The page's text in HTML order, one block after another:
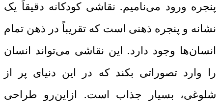
پنجره ورود می‌نامیم. نقاشی کودکانه دقیقاً یک
نشانه و پنجره ذهنی است که تقریباً در ذهن تمام
انسان‌ها وجود دارد. این نقاشی می‌تواند انسان
را وارد تصوراتی بکند که در این دنیای پر از
شلوغی، بسیار جذاب است. ازاین‌رو طراحی